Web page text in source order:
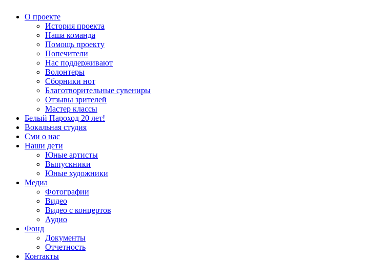
О проекте
История проекта
Наша команда
Помощь проекту
Попечители
Нас поддерживают
Волонтеры
Сборники нот
Благотворительные сувениры
Отзывы зрителей
Мастер классы
Белый Пароход 20 лет!
Вокальная студия
Сми о нас
Наши дети
Юные артисты
Выпускники
Юные художники
Медиа
Фотографии
Видео
Видео с концертов
Аудио
Фонд
Документы
Отчетность
Контакты